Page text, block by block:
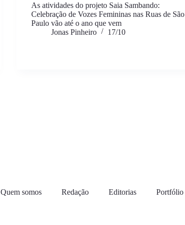
As atividades do projeto Saia Sambando:
Celebração de Vozes Femininas nas Ruas de São
Paulo vão até o ano que vem
Jonas Pinheiro
17/10
Quem somos Redação Editorias Portfólio